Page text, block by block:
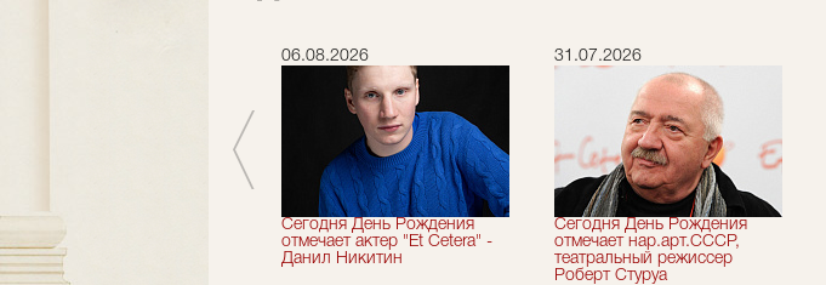
театральный сезон!
06.08.2026
Сегодня День Рождения
отмечает актер "Et Cetera" -
Данил Никитин
31.07.2026
Сегодня День Рождения
отмечает нар.арт.СССР,
театральный режиссер
Роберт Стуруа